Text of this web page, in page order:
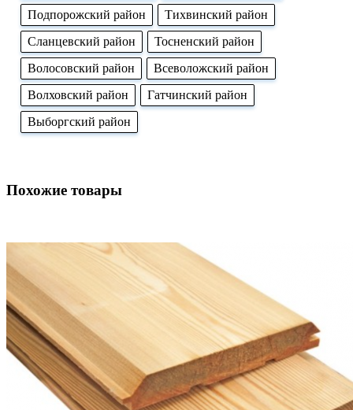
Подпорожский район
Тихвинский район
Сланцевский район
Тосненский район
Волосовский район
Всеволожский район
Волховский район
Гатчинский район
Выборгский район
Похожие товары